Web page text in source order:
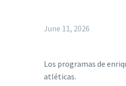
June 11, 2026
Los programas de
atléticas.